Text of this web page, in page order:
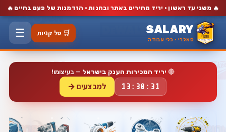
🔥 משני עד ראשון · יריד מחירים באתר ובחנות · הזדמנות של פעם בחיים🔥
SALARY
סאלרי · כלי עבודה
🛒 סל קניות ☰
🔴 יריד המכירות הענק בישראל — בעיצומו!
13:30:31 למבצעים →